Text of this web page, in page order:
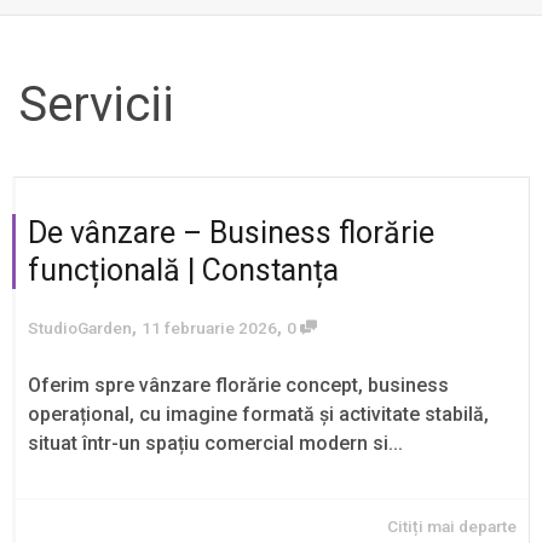
Servicii
De vânzare – Business florărie
funcțională | Constanța
StudioGarden, 11 februarie 2026, 0
Oferim spre vânzare florărie concept, business
operațional, cu imagine formată și activitate stabilă,
situat într-un spațiu comercial modern si...
Citiți mai departe